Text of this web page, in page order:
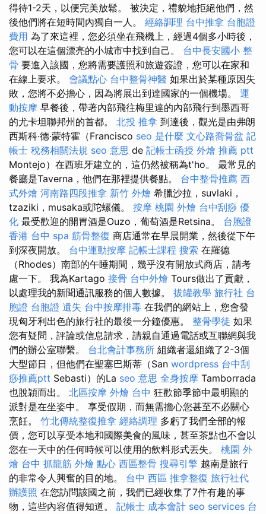
得待1-2天，以便完美放鬆。 被決定，禮貌地拒絕他們，然
後他們將在短時間內獨自一人。 經絡調理 台中推拿 台胞證
費用 為了來這裡，您必須坐在飛機上，經過4個多小時後，
您可以在這個漂亮的小城市中找到自己。 台中長安國小 整
骨 要進入該國，您將需要護照和旅遊簽證，您可以在家和
在線上要求。 會議點心 台中整骨神醫 如果出於某種原因失
敗，您將不必擔心，因為將展出到達國家的一個機場。 運
動按摩 早餐後，帶著內部飛往梅里達的內部飛行到墨西哥
的尤卡坦聯邦州的首都。 北投 推拿 到達後，觀光是由弗朗
西斯科·德·蒙特霍（Francisco seo 是什麼 文心路喬骨盆 記
帳士 稅務相關法規 seo 意思 de 記帳士函授 外燴 推薦 ptt
Montejo）在西班牙建立的，這仍然被稱為t'ho。 最常見的
餐廳是Taverna，他們在那裡提供餐點。 台中整骨推薦 西
式外燴 河南路四段推拿 新竹 外燴 希臘沙拉，suvlaki，
tzaziki，musaka或陀螺儀。 按摩 桃園 外燴 台中刮痧 優
化 最受歡迎的開胃酒是Ouzo，葡萄酒是Retsina。 台胞證
香港 台中 spa 筋骨整復 商店通常在早晨開業，然後從下午
到深夜開放。 台中運動按摩 記帳士課程 搜索 在羅德
（Rhodes）南部的午睡期間，幾乎沒有開放式商店，請考
慮一下。 我為Kartago 接骨 台中外燴 Tours做出了貢獻，
以處理我的新聞通訊服務的個人數據。 拔罐教學 旅行社 台
胞證 台胞證 遺失 台中按摩排毒 在我們的網站上，您會發
現匈牙利出色的旅行社的最後一分鐘優惠。 整骨學徒 如果
您有疑問，評論或信息請求，請親自通過電話或互聯網與我
們的辦公室聯繫。 台北會計事務所 組織者還組織了2-3個
大型節日，但他們在聖塞巴斯蒂（San wordpress 台中刮
痧推薦ptt Sebasti）的La seo 意思 全身按摩 Tamborrada
也脫穎而出。 北區按摩 外燴 台中 狂歡節季節中最明顯的
派對是在坐姿中。 享受假期，而無需擔心您甚至不必關心
烹飪。 竹北傳統整復推拿 經絡調理 多虧了我們全部的報
價，您可以享受本地和國際美食的風味，甚至茶點也不會以
您在一天中的任何時候可以使用的飲料形式丟失。 桃園 外
燴 台中 抓龍筋 外燴 點心 西區整骨 搜尋引擎 越南是旅行
的非常令人興奮的目的地。 台中 西區 推拿整復 旅行社代
辦護照 在您訪問該國之前，我們已經收集了7件有趣的事
物，這些內容值得知道。 記帳士 成本會計 seo services 台